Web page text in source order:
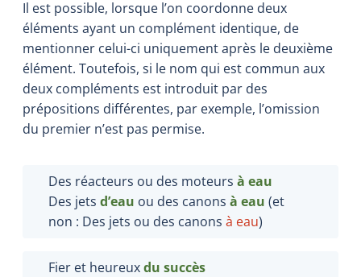
Il est possible, lorsque l’on coordonne deux
éléments ayant un complément identique, de
mentionner celui-ci uniquement après le deuxième
élément. Toutefois, si le nom qui est commun aux
deux compléments est introduit par des
prépositions différentes, par exemple, l’omission
du premier n’est pas permise.
Des réacteurs ou des moteurs à eau
Des jets d’eau ou des canons à eau (et
non : Des jets ou des canons à eau)
Fier et heureuxdu succès